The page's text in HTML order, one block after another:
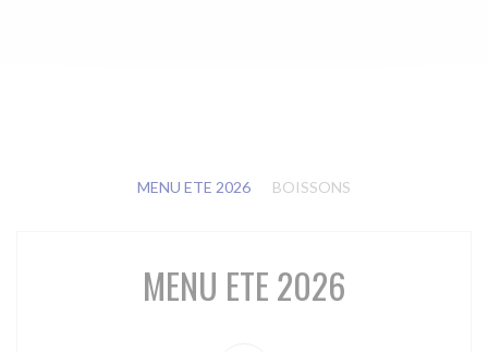
MENU ETE 2026 BOISSONS
MENU ETE 2026